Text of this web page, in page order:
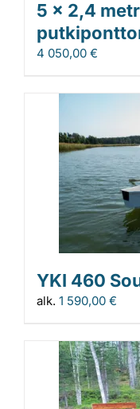
5 x 2,4
4 050,00 €
YKI 460
alk. 1 590,00 €